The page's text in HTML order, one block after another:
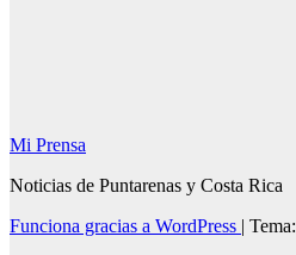
Mi Prensa
Noticias de Puntarenas y Costa Rica
Funciona gracias a WordPress | Tema: